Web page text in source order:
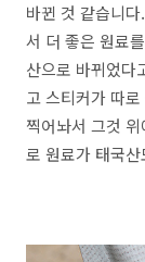
바뀐 것 같습니
서 더 좋은 원료
산으로 바뀌었다
고 스티커가 따
찍어놔서 그것
로 원료가 태국